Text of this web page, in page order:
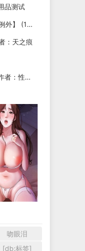
品测试
【全是绿帽癖的世界里只有我是例外】 (1-3) 作者：劫色司机
：天之痕
【从小培养的幼女便器】 (1-3) 作者：性yin
吻眼泪
[db:标签]